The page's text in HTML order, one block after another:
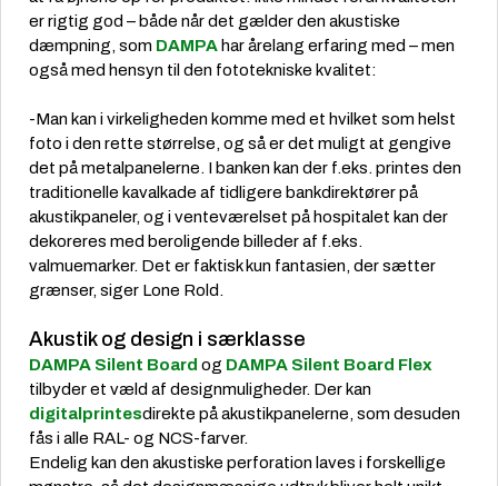
er rigtig god – både når det gælder den akustiske
dæmpning, som DAMPA har årelang erfaring med – men
også med hensyn til den fototekniske kvalitet:
-Man kan i virkeligheden komme med et hvilket som helst
foto i den rette størrelse, og så er det muligt at gengive
det på metalpanelerne. I banken kan der f.eks. printes den
traditionelle kavalkade af tidligere bankdirektører på
akustikpaneler, og i venteværelset på hospitalet kan der
dekoreres med beroligende billeder af f.eks.
valmuemarker. Det er faktisk kun fantasien, der sætter
grænser, siger Lone Rold.
Akustik og design i særklasse
DAMPA Silent Board og DAMPA Silent Board Flex
tilbyder et væld af designmuligheder. Der kan
digitalprintesdirekte på akustikpanelerne, som desuden
fås i alle RAL- og NCS-farver.
Endelig kan den akustiske perforation laves i forskellige